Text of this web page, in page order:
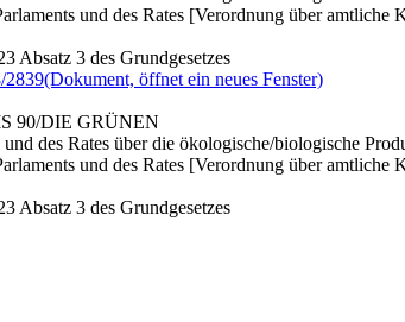
und des Rates [Verordnung über
Absatz 3 des Grundgesetzes
2839(Dokument, öffnet ein neues Fenster)
90/DIE GRÜNEN
des Rates über die ökologische/biologische
und des Rates [Verordnung über
Absatz 3 des Grundgesetzes